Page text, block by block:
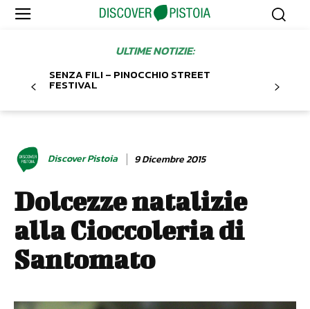
ULTIME NOTIZIE:
SENZA FILI – PINOCCHIO STREET
FESTIVAL
Discover Pistoia 9 Dicembre 2015
Dolcezze natalizie
alla Cioccoleria di
Santomato